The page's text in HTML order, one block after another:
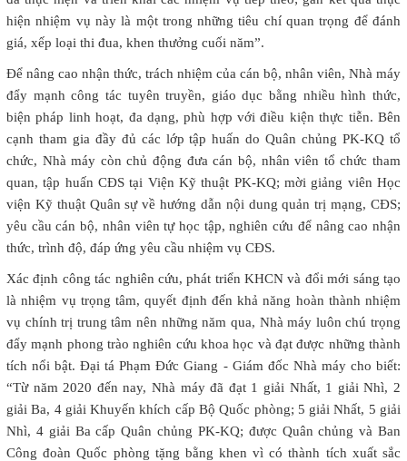
hiện nhiệm vụ này là một trong những tiêu chí quan trọng để đánh
giá, xếp loại thi đua, khen thưởng cuối năm”.
Để nâng cao nhận thức, trách nhiệm của cán bộ, nhân viên, Nhà máy
đẩy mạnh công tác tuyên truyền, giáo dục bằng nhiều hình thức,
biện pháp linh hoạt, đa dạng, phù hợp với điều kiện thực tiễn. Bên
cạnh tham gia đầy đủ các lớp tập huấn do Quân chủng PK-KQ tổ
chức, Nhà máy còn chủ động đưa cán bộ, nhân viên tổ chức tham
quan, tập huấn CĐS tại Viện Kỹ thuật PK-KQ; mời giảng viên Học
viện Kỹ thuật Quân sự về hướng dẫn nội dung quản trị mạng, CĐS;
yêu cầu cán bộ, nhân viên tự học tập, nghiên cứu để nâng cao nhận
thức, trình độ, đáp ứng yêu cầu nhiệm vụ CĐS.
Xác định công tác nghiên cứu, phát triển KHCN và đổi mới sáng tạo
là nhiệm vụ trọng tâm, quyết định đến khả năng hoàn thành nhiệm
vụ chính trị trung tâm nên những năm qua, Nhà máy luôn chú trọng
đẩy mạnh phong trào nghiên cứu khoa học và đạt được những thành
tích nổi bật. Đại tá Phạm Đức Giang - Giám đốc Nhà máy cho biết:
“Từ năm 2020 đến nay, Nhà máy đã đạt 1 giải Nhất, 1 giải Nhì, 2
giải Ba, 4 giải Khuyến khích cấp Bộ Quốc phòng; 5 giải Nhất, 5 giải
Nhì, 4 giải Ba cấp Quân chủng PK-KQ; được Quân chủng và Ban
Công đoàn Quốc phòng tặng bằng khen vì có thành tích xuất sắc